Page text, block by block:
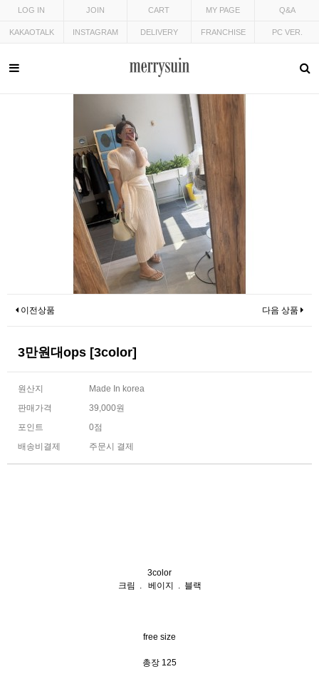
LOG IN JOIN CART MY PAGE Q&A
KAKAOTALK INSTAGRAM DELIVERY FRANCHISE PC VER.
이전상품 다음 상품
3만원대ops [3color]
원산지
Made In korea
판매가격
39,000원
포인트
0점
배송비결제
주문시 결제
3color
크림 . 베이지 . 블랙
free size
총장 125